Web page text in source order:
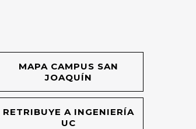
MAPA CAMPUS SAN
JOAQUÍN
RETRIBUYE A INGENIERÍA
UC